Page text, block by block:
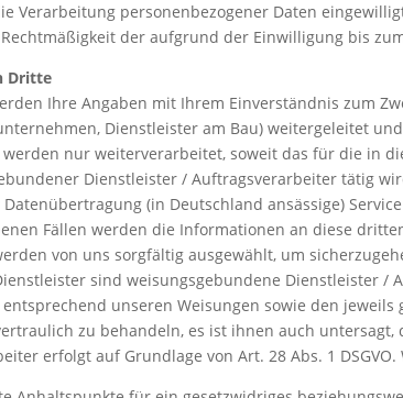
Verarbeitung personenbezogener Daten
der aufgrund der Einwilligung bis
Dritte
Ihre Angaben mit Ihrem Einverständnis zum
Dienstleister am Bau) weitergeleitet
nur weiterverarbeitet, soweit das für die in
Dienstleister / Auftragsverarbeiter tätig
(in Deutschland ansässige)
Fällen werden die Informationen an diese
von uns sorgfältig ausgewählt, um
sind weisungsgebundene Dienstleister
unseren Weisungen sowie den
zu behandeln, es ist ihnen auch
erfolgt auf Grundlage von Art. 28 Abs. 1